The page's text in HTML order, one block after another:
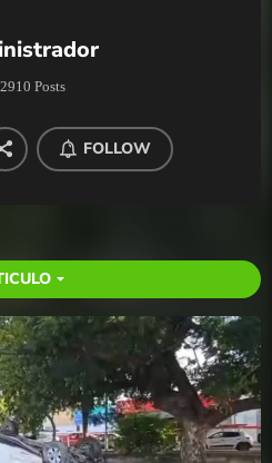
2910 Posts
FOLLOW
arrow_drop_down